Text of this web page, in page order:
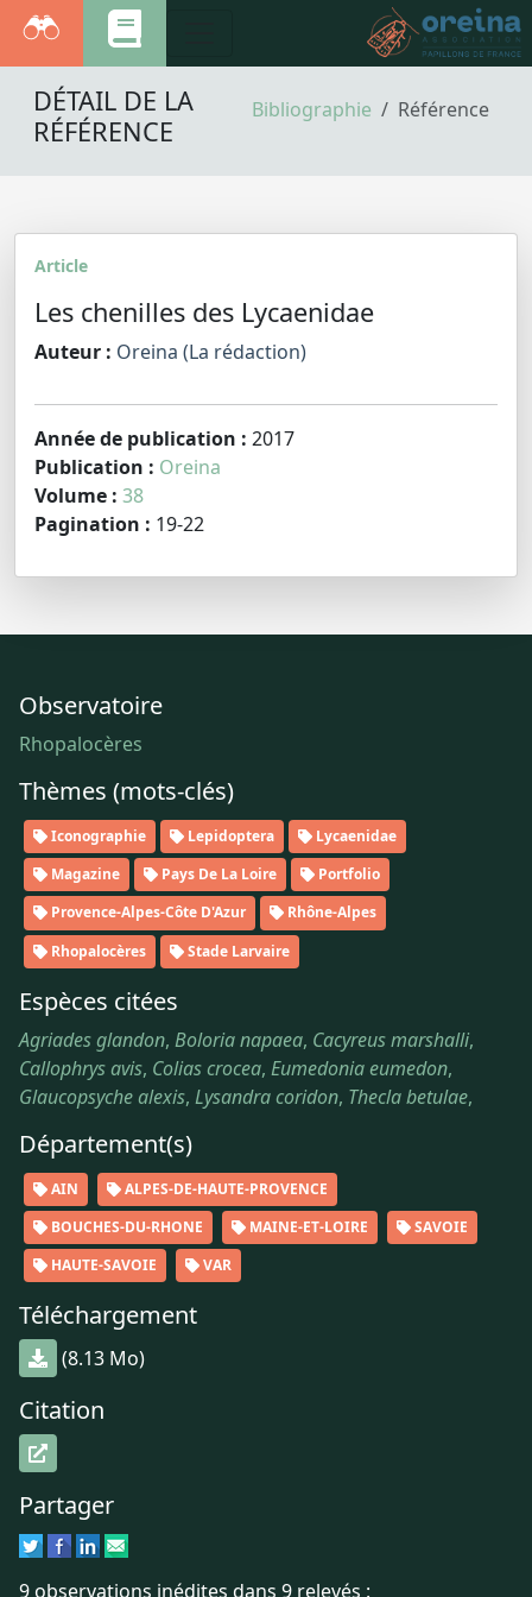
Bibliographie Référence
DÉTAIL DE LA
RÉFÉRENCE
Article
Les chenilles des Lycaenidae
Auteur : Oreina (La rédaction)
Année de publication : 2017
Publication : Oreina
Volume : 38
Pagination : 19-22
Observatoire
Rhopalocères
Thèmes (mots-clés)
Iconographie Lepidoptera
Lycaenidae
Magazine
Pays De La Loire
Portfolio
Provence-Alpes-Côte D'Azur
Rhône-Alpes
Rhopalocères
Stade Larvaire
Espèces citées
Agriades glandon, Boloria napaea, Cacyreus marshalli,
Callophrys avis, Colias crocea, Eumedonia eumedon,
Glaucopsyche alexis, Lysandra coridon, Thecla betulae,
Département(s)
AIN
ALPES-DE-HAUTE-PROVENCE
BOUCHES-DU-RHONE
MAINE-ET-LOIRE
SAVOIE
HAUTE-SAVOIE
VAR
Téléchargement
(8.13 Mo)
Citation
Partager
9 observations inédites dans 9 relevés :